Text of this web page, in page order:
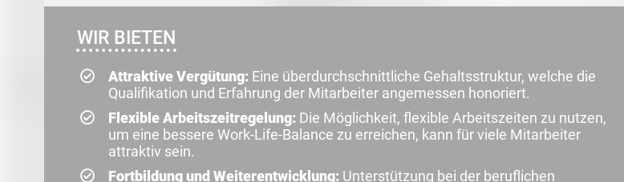
WIR BIETEN
Attraktive Vergütung: Eine überdurchschnittliche Gehaltsstruktur, welche die
Qualifikation und Erfahrung der Mitarbeiter angemessen honoriert.
Flexible Arbeitszeitregelung: Die Möglichkeit, flexible Arbeitszeiten zu nutzen,
um eine bessere Work-Life-Balance zu erreichen, kann für viele Mitarbeiter
attraktiv sein.
Fortbildung und Weiterentwicklung: Unterstützung bei der beruflichen